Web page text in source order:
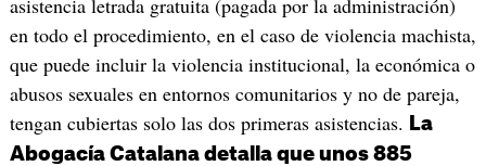
asistencia letrada gratuita (pagada por la administración)
en todo el procedimiento, en el caso de violencia machista,
que puede incluir la violencia institucional, la económica o
abusos sexuales en entornos comunitarios y no de pareja,
tengan cubiertas solo las dos primeras asistencias.
La
Abogacía Catalana detalla que unos 885